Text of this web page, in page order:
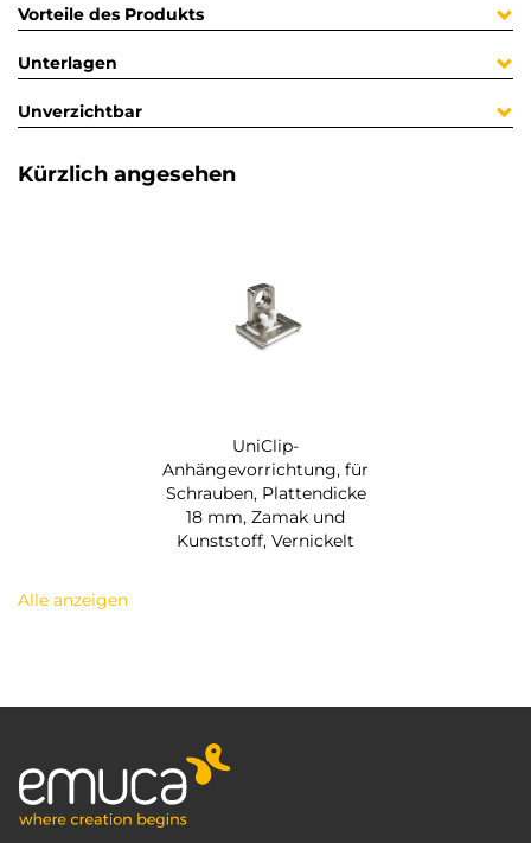
Vorteile des Produkts
Unterlagen
Unverzichtbar
Kürzlich angesehen
UniClip-
Anhängevorrichtung, für
Schrauben, Plattendicke
18 mm, Zamak und
Kunststoff, Vernickelt
Alle anzeigen